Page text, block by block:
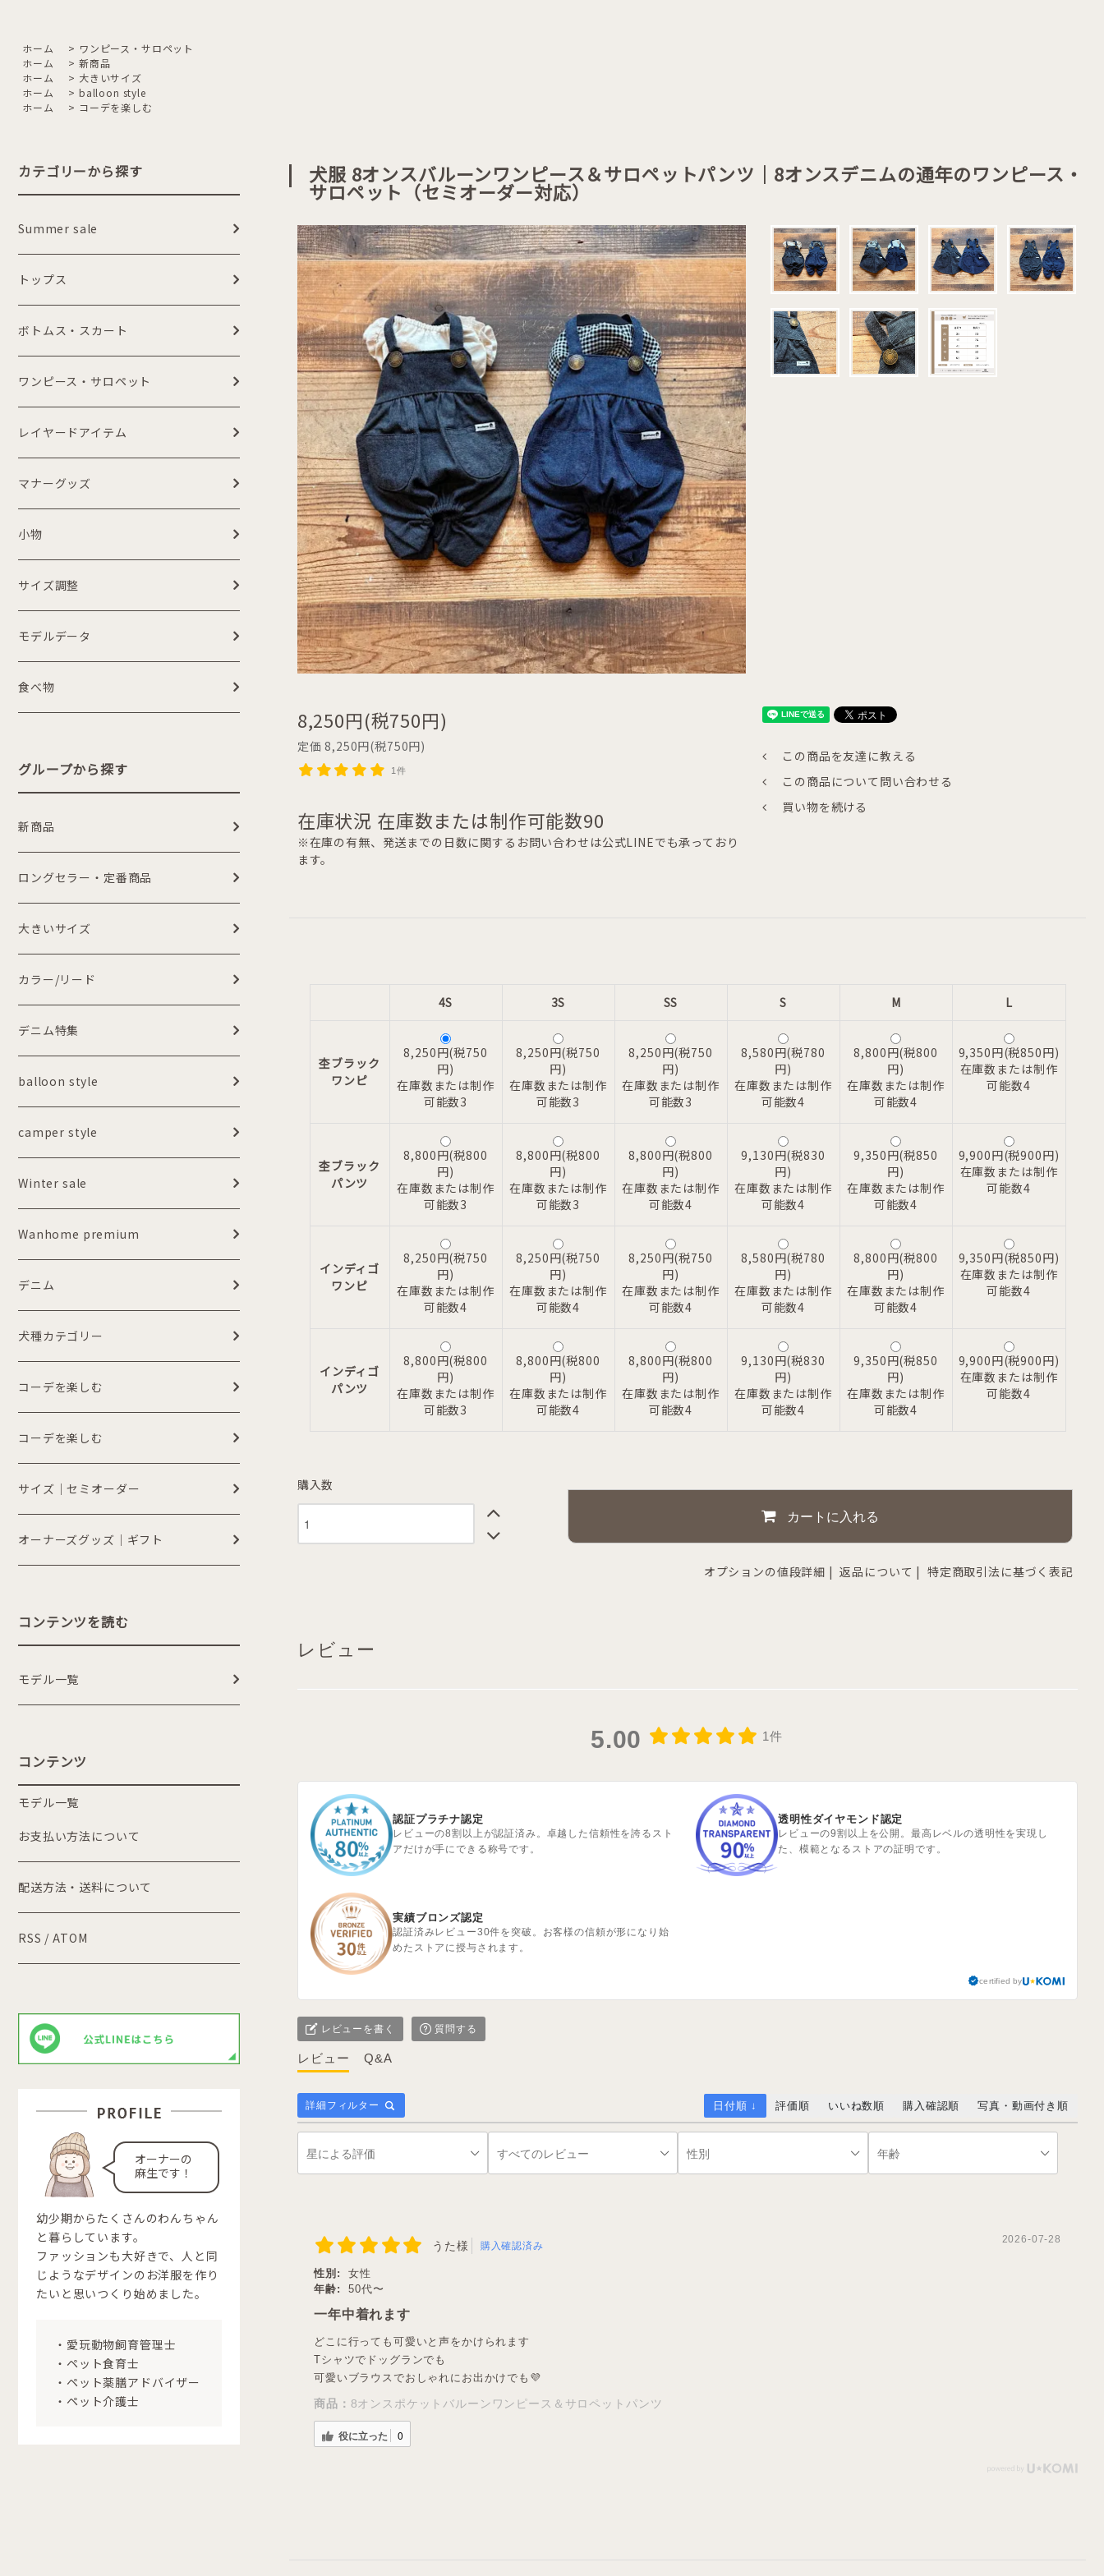
ホーム > ワンピース・サロペット
ホーム
> 新商品
ホーム
> 大きいサイズ
ホーム
> balloon style
ホーム
> コーデを楽しむ
カテゴリーから探す
Summer sale
トップス
ボトムス・スカート
ワンピース・サロペット
レイヤードアイテム
マナーグッズ
小物
サイズ調整
モデルデータ
食べ物
グループから探す
新商品
ロングセラー・定番商品
大きいサイズ
カラー/リード
デニム特集
balloon style
camper style
Winter sale
Wanhome premium
デニム
犬種カテゴリー
コーデを楽しむ
コーデを楽しむ
サイズ｜セミオーダー
オーナーズグッズ｜ギフト
コンテンツを読む
モデル一覧
コンテンツ
モデル一覧
お支払い方法について
配送方法・送料について
RSS /ATOM
オーナーの
麻生です！
幼少期からたくさんのわんちゃん
と暮らしています。
ファッションも大好きで、人と同
じようなデザインのお洋服を作り
たいと思いつくり始めました。
・愛玩動物飼育管理士
・ペット食育士
・ペット薬膳アドバイザー
・ペット介護士
犬服 8オンスバルーンワンピース＆サロペットパンツ｜8オンスデニムの通年のワンピース・
サロペット（セミオーダー対応）
8,250円(税750円)
定価 8,250円(税750円)
1件
在庫状況 在庫数または制作可能数90
※在庫の有無、発送までの日数に関するお問い合わせは公式LINEでも承っており
ます。
この商品を友達に教える
この商品について問い合わせる
買い物を続ける
4S 3S SS S M L
杢ブラック
ワンピ
8,250円(税750
円)
在庫数または制作
可能数3
8,250円(税750
円)
在庫数または制作
可能数3
8,250円(税750
円)
在庫数または制作
可能数3
8,580円(税780
円)
在庫数または制作
可能数4
8,800円(税800
円)
在庫数または制作
可能数4
9,350円(税850円)
在庫数または制作
可能数4
杢ブラック
パンツ
8,800円(税800
円)
在庫数または制作
可能数3
8,800円(税800
円)
在庫数または制作
可能数3
8,800円(税800
円)
在庫数または制作
可能数4
9,130円(税830
円)
在庫数または制作
可能数4
9,350円(税850
円)
在庫数または制作
可能数4
9,900円(税900円)
在庫数または制作
可能数4
インディゴ
ワンピ
8,250円(税750
円)
在庫数または制作
可能数4
8,250円(税750
円)
在庫数または制作
可能数4
8,250円(税750
円)
在庫数または制作
可能数4
8,580円(税780
円)
在庫数または制作
可能数4
8,800円(税800
円)
在庫数または制作
可能数4
9,350円(税850円)
在庫数または制作
可能数4
インディゴ
パンツ
8,800円(税800
円)
在庫数または制作
可能数3
8,800円(税800
円)
在庫数または制作
可能数4
8,800円(税800
円)
在庫数または制作
可能数4
9,130円(税830
円)
在庫数または制作
可能数4
9,350円(税850
円)
在庫数または制作
可能数4
9,900円(税900円)
在庫数または制作
可能数4
購入数
カートに入れる
オプションの値段詳細 |返品について | 特定商取引法に基づく表記
レビュー
5.00 1件
認証プラチナ認定
レビューの8割以上が認証済み。卓越した信頼性を誇るスト
アだけが手にできる称号です。
透明性ダイヤモンド認定
レビューの9割以上を公開。最高レベルの透明性を実現し
た、模範となるストアの証明です。
実績ブロンズ認定
認証済みレビュー30件を突破。お客様の信頼が形になり始
めたストアに授与されます。
certified by
レビューを書く 質問する
レビュー Q&A
詳細フィルター 日付順 ↓ 評価順 いいね数順 購入確認順 写真・動画付き順
うた様 購入確認済み
2026-07-28
性別:
女性
年齢:
50代〜
一年中着れます
どこに行っても可愛いと声をかけられます
Tシャツでドッグランでも
可愛いブラウスでおしゃれにお出かけでも💜
商品： 8オンスポケットバルーンワンピース＆サロペットパンツ
役に立った 0